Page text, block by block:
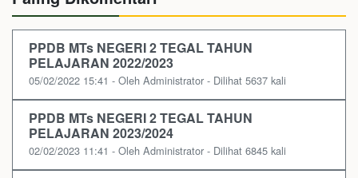
PPDB MTs NEGERI 2 TEGAL TAHUN
PELAJARAN 2022/2023
05/02/2022 15:41 - Oleh Administrator - Dilihat 5637 kali
PPDB MTs NEGERI 2 TEGAL TAHUN
PELAJARAN 2023/2024
02/02/2023 11:41 - Oleh Administrator - Dilihat 6845 kali